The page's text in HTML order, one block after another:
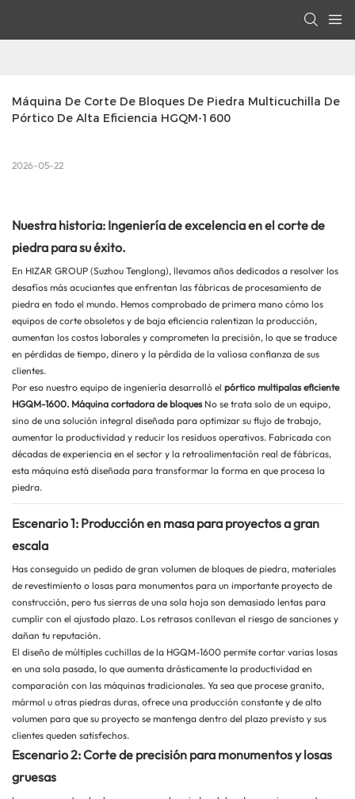
Máquina De Corte De Bloques De Piedra Multicuchilla De
Pórtico De Alta Eficiencia HGQM-1600
2026-05-22
Nuestra historia: Ingeniería de excelencia en el corte de
piedra para su éxito.
En HIZAR GROUP (Suzhou Tenglong), llevamos años dedicados a resolver los
desafíos más acuciantes que enfrentan las fábricas de procesamiento de
piedra en todo el mundo. Hemos comprobado de primera mano cómo los
equipos de corte obsoletos y de baja eficiencia ralentizan la producción,
aumentan los costos laborales y comprometen la precisión, lo que se traduce
en pérdidas de tiempo, dinero y la pérdida de la valiosa confianza de sus
clientes.
Por eso nuestro equipo de ingeniería desarrolló el pórtico multipalas eficiente
HGQM-1600. Máquina cortadora de bloquesNo se trata solo de un equipo,
sino de una solución integral diseñada para optimizar su flujo de trabajo,
aumentar la productividad y reducir los residuos operativos. Fabricada con
décadas de experiencia en el sector y la retroalimentación real de fábricas,
esta máquina está diseñada para transformar la forma en que procesa la
piedra.
Escenario 1: Producción en masa para proyectos a gran
escala
Has conseguido un pedido de gran volumen de bloques de piedra, materiales
de revestimiento o losas para monumentos para un importante proyecto de
construcción, pero tus sierras de una sola hoja son demasiado lentas para
cumplir con el ajustado plazo. Los retrasos conllevan el riesgo de sanciones y
dañan tu reputación.
El diseño de múltiples cuchillas de la HGQM-1600 permite cortar varias losas
en una sola pasada, lo que aumenta drásticamente la productividad en
comparación con las máquinas tradicionales. Ya sea que procese granito,
mármol u otras piedras duras, ofrece una producción constante y de alto
volumen para que su proyecto se mantenga dentro del plazo previsto y sus
clientes queden satisfechos.
Escenario 2: Corte de precisión para monumentos y losas
gruesas